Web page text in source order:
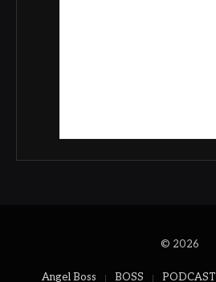
© 2026
Angel Boss BOSS PODCAST